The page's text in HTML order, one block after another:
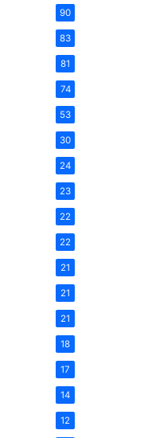
90
83
81
74
53
30
24
23
22
22
21
21
21
18
17
14
12